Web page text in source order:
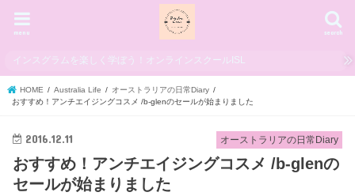
search
menu
インスグラムを楽しく学ぼう！オンラインスクールISL
HOME Australia Life
オーストラリアの日常Diary
おすすめ！アンチエイジングコスメ /b-glenのセールが始まりました
オーストラリアの日常Diary
2016.12.11
おすすめ！アンチエイジングコスメ /b-glenの
セールが始まりました